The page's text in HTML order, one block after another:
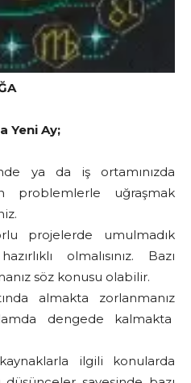
Yeni Ay;
ya da iş ortamınızda
problemlerle uğraşmak
projelerde umulmadık
olmalısınız. Bazı
söz konusu olabilir.
almakta zorlanmanız
dengede kalmakta
ilgili konularda